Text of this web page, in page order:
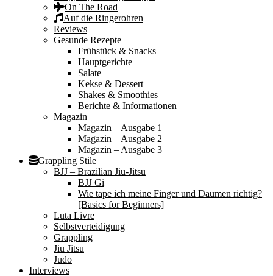
On The Road
Auf die Ringerohren
Reviews
Gesunde Rezepte
Frühstück & Snacks
Hauptgerichte
Salate
Kekse & Dessert
Shakes & Smoothies
Berichte & Informationen
Magazin
Magazin – Ausgabe 1
Magazin – Ausgabe 2
Magazin – Ausgabe 3
Grappling Stile
BJJ – Brazilian Jiu-Jitsu
BJJ Gi
Wie tape ich meine Finger und Daumen richtig?
[Basics for Beginners]
Luta Livre
Selbstverteidigung
Grappling
Jiu Jitsu
Judo
Interviews